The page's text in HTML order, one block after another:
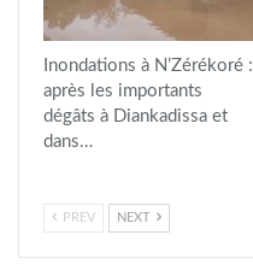
Inondations à N’Zérékoré :
après les importants
dégâts à Diankadissa et
dans…
PREV NEXT